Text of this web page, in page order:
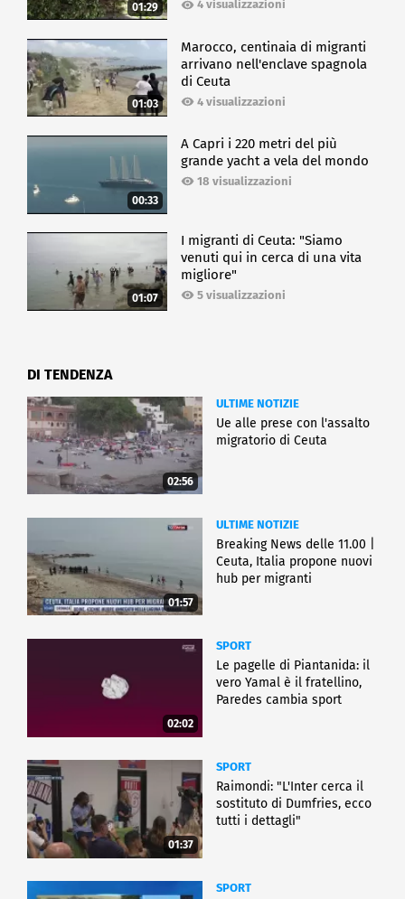
01:29 4 visualizzazioni
01:03
Marocco, centinaia di migranti
arrivano nell'enclave spagnola
di Ceuta
4 visualizzazioni
00:33
A Capri i 220 metri del più
grande yacht a vela del mondo
18 visualizzazioni
01:07
I migranti di Ceuta: "Siamo
venuti qui in cerca di una vita
migliore"
5 visualizzazioni
DI TENDENZA
02:56
ULTIME NOTIZIE
Ue alle prese con l'assalto
migratorio di Ceuta
01:57
ULTIME NOTIZIE
Breaking News delle 11.00 |
Ceuta, Italia propone nuovi
hub per migranti
02:02
SPORT
Le pagelle di Piantanida: il
vero Yamal è il fratellino,
Paredes cambia sport
01:37
SPORT
Raimondi: "L'Inter cerca il
sostituto di Dumfries, ecco
tutti i dettagli"
SPORT